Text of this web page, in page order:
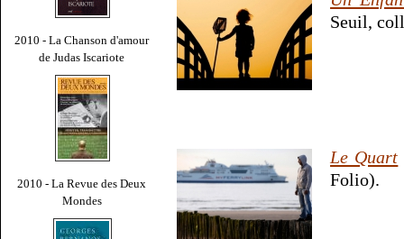
2010 - La Chanson d'amour
de Judas Iscariote
2010 - La Revue des Deux
Mondes
Seuil,
Le Quart
Folio).